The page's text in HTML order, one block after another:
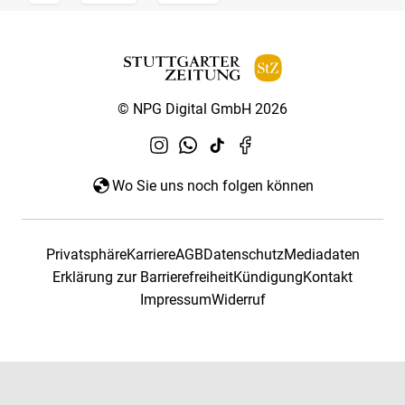
© NPG Digital GmbH 2026
Wo Sie uns noch folgen können
PrivatsphäreKarriereAGBDatenschutzMediadaten
Erklärung zur BarrierefreiheitKündigungKontakt
ImpressumWiderruf